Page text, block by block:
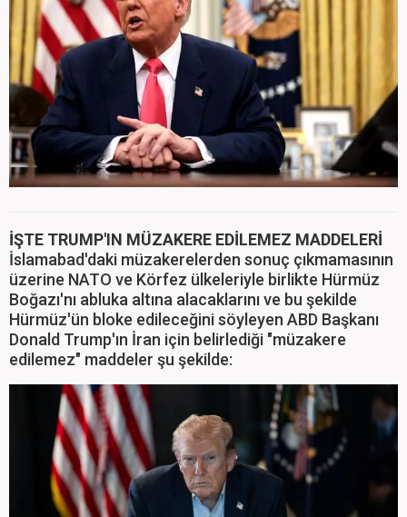
İŞTE TRUMP'IN MÜZAKERE EDİLEMEZ MADDELERİ
İslamabad'daki müzakerelerden sonuç çıkmamasının
üzerine NATO ve Körfez ülkeleriyle birlikte Hürmüz
Boğazı'nı abluka altına alacaklarını ve bu şekilde
Hürmüz'ün bloke edileceğini söyleyen ABD Başkanı
Donald Trump'ın İran için belirlediği "müzakere
edilemez" maddeler şu şekilde: